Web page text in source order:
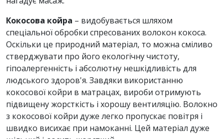
Кокосова койра – видобувається шляхом
спеціальної обробки спресованих волокон кокоса.
Оскільки це природний матеріал, то можна сміливо
стверджувати про його екологічну чистоту,
гіпоалергенність і абсолютну нешкідливість для
людського здоров'я. Завдяки використанню
кокосової койри в матрацах, вироби отримують
підвищену жорсткість і хорошу вентиляцію. Волокно
з кокосової койри дуже легко пропускає повітря і
швидко висихає при намоканні. Цей матеріал дуже